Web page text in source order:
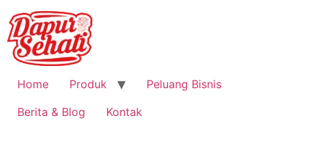
Home Produk
Peluang Bisnis
Berita & Blog
Kontak